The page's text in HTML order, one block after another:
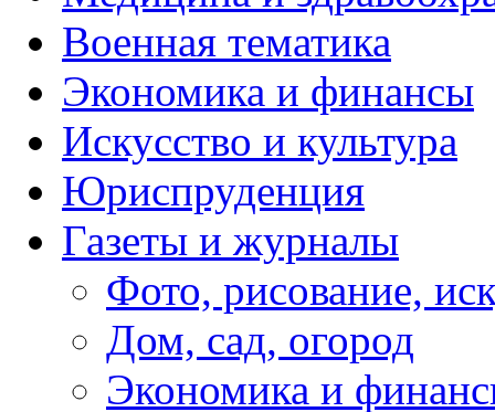
Военная тематика
Экономика и финансы
Искусство и культура
Юриспруденция
Газеты и журналы
Фото, рисование,
Дом, сад, огород
Экономика и